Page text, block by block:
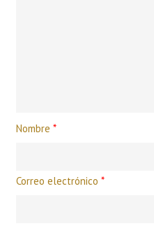
Nombre*
Correo electrónico*